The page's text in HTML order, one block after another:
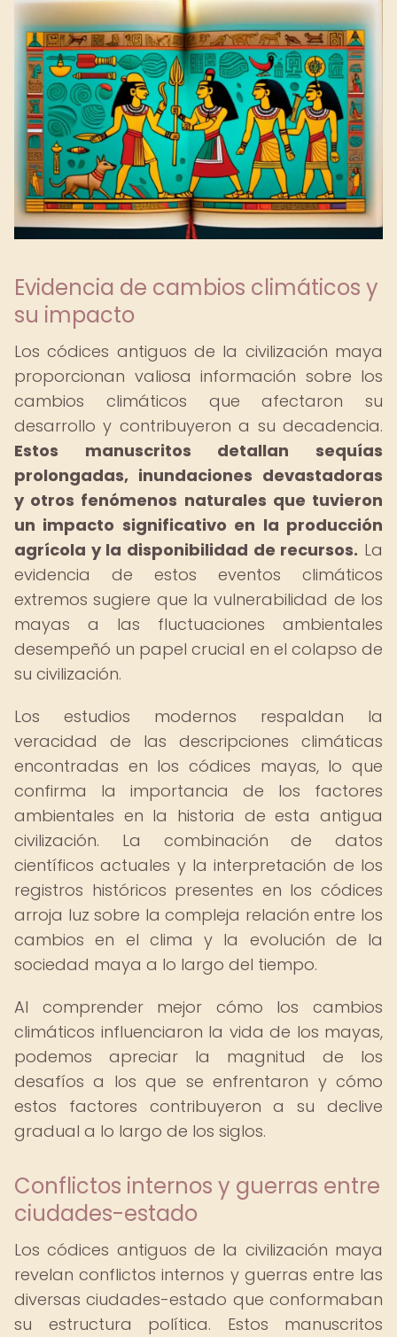
Evidencia de cambios climáticos y
su impacto
Los códices antiguos de la civilización maya
proporcionan valiosa información sobre los
cambios climáticos que afectaron su
desarrollo y contribuyeron a su decadencia.
Estos manuscritos detallan sequías
prolongadas, inundaciones devastadoras
y otros fenómenos naturales que tuvieron
un impacto significativo en la producción
agrícola y la disponibilidad de recursos. La
evidencia de estos eventos climáticos
extremos sugiere que la vulnerabilidad de los
mayas a las fluctuaciones ambientales
desempeñó un papel crucial en el colapso de
su civilización.
Los estudios modernos respaldan la
veracidad de las descripciones climáticas
encontradas en los códices mayas, lo que
confirma la importancia de los factores
ambientales en la historia de esta antigua
civilización. La combinación de datos
científicos actuales y la interpretación de los
registros históricos presentes en los códices
arroja luz sobre la compleja relación entre los
cambios en el clima y la evolución de la
sociedad maya a lo largo del tiempo.
Al comprender mejor cómo los cambios
climáticos influenciaron la vida de los mayas,
podemos apreciar la magnitud de los
desafíos a los que se enfrentaron y cómo
estos factores contribuyeron a su declive
gradual a lo largo de los siglos.
Conflictos internos y guerras entre
ciudades-estado
Los códices antiguos de la civilización maya
revelan conflictos internos y guerras entre las
diversas ciudades-estado que conformaban
su estructura política. Estos manuscritos